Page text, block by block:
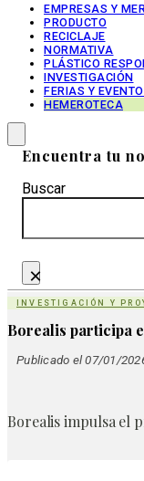
EMPRESAS Y
PRODUCTO
RECICLAJE
NORMATIVA
PLÁSTICO
INVESTIGACIÓN
FERIAS Y
HEMEROTECA
Encuentra tu
Buscar
×
INVESTIGACIÓN Y
Borealis participa
Publicado el 07/01/
Borealis impulsa el